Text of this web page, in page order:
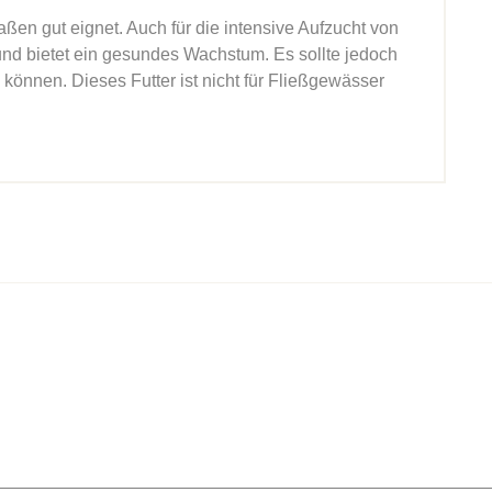
gut eignet. Auch für die intensive Aufzucht von
bietet ein gesundes Wachstum. Es sollte jedoch
Dieses Futter ist nicht für Fließgewässer